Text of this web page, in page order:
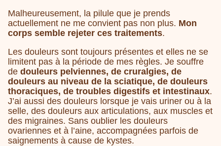
Malheureusement, la pilule que je prends
actuellement ne me convient pas non plus. Mon
corps semble rejeter ces traitements.
Les douleurs sont toujours présentes et elles ne se
limitent pas à la période de mes règles. Je souffre
de douleurs pelviennes, de cruralgies, de
douleurs au niveau de la sciatique, de douleurs
thoraciques, de troubles digestifs et intestinaux.
J’ai aussi des douleurs lorsque je vais uriner ou à la
selle, des douleurs aux articulations, aux muscles et
des migraines. Sans oublier les douleurs
ovariennes et à l’aine, accompagnées parfois de
saignements à cause de kystes.